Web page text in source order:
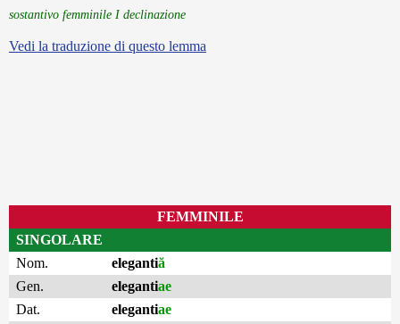
sostantivo femminile I declinazione
Vedi la traduzione di questo lemma
FEMMINILE
SINGOLARE
Nom.
elegantiă
Gen.
elegantiae
Dat.
elegantiae